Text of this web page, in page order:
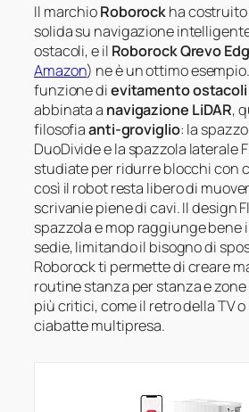
Il marchioRoborockha
solida su navigazione
ostacoli, e il Roborock Qrevo
Amazon) ne è un ottimo
funzione dievitamento ostacoli
abbinata a navigazione LiDAR,
filosofiaanti-groviglio: la
DuoDivide e la spazzola laterale
studiate per ridurre blocchi con
così il robot resta libero di
scrivanie piene di cavi. Il design
spazzola e mop raggiunge bene
sedie, limitando il bisogno di
Roborock ti permette di creare
routine stanza per stanza e
più critici, come il retro della TV o
ciabatte multipresa.